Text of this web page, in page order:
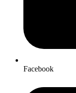
Facebook